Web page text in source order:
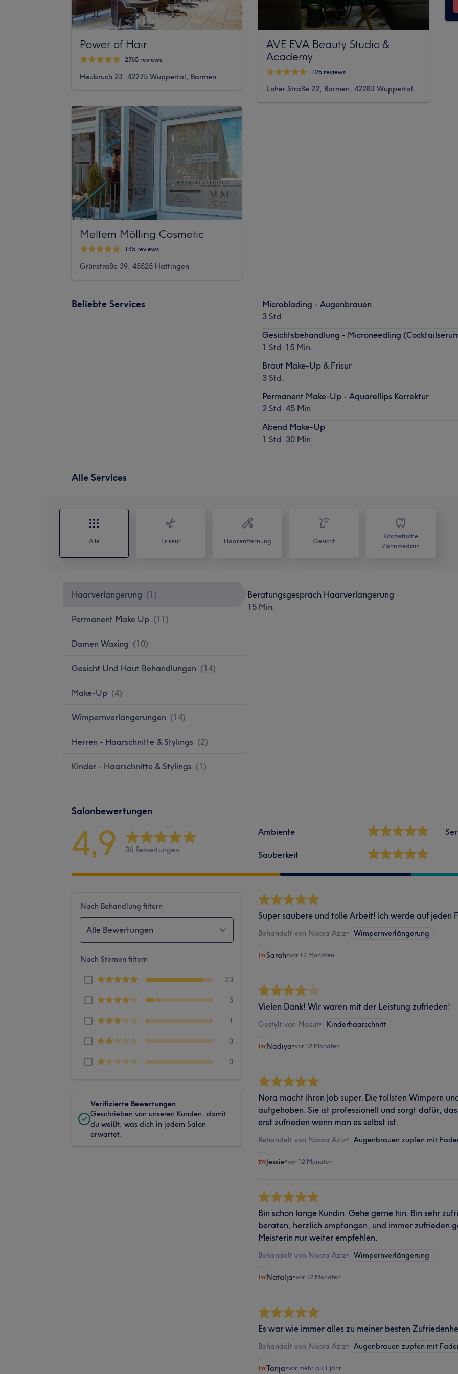
Power of Hair
2765 reviews
Heubruch 23, 42275 Wuppertal, Barmen
Meltem Mölling Cosmetic
145 reviews
Grünstraße 39, 45525 Hattingen
AVE EVA Beauty Studio &
Academy
126 reviews
Loher Straße 22, Barmen, 42283 Wuppertal
Beliebte Services
Microblading - Augenbrauen
3 Std.
Gesichtsbehandlung - Microneedling
1 Std. 15 Min.
Braut Make-Up & Frisur
3 Std.
Permanent Make-Up - Aquarellips Korrektur
2 Std. 45 Min.
Abend Make-Up
1 Std. 30 Min.
Alle Services
Alle Friseur Haarentfernung Gesicht
Kosmetische
Zahnmedizin
Haarverlängerung (1 )
Permanent Make Up (11)
Damen Waxing (10)
Gesicht Und Haut Behandlungen (14)
Make-Up (4)
Wimpernverlängerungen (14)
Herren - Haarschnitte & Stylings (2)
Kinder - Haarschnitte & Stylings (1)
Beratungsgespräch Haarverlängerung
15 Min.
Salonbewertungen
4,9 36 Bewertungen
Ambiente
Sauberkeit
Nach Behandlung filtern
Alle Bewertungen
Nach Sternen filtern
23
3
1
0
0
Verifizierte Bewertungen
Geschrieben von unseren Kunden, damit
du weißt, was dich in jedem Salon
erwartet.
Super saubere und tolle Arbeit! Ich werde auf jeden
Behandelt von Noora Aziz• Wimpernverlängerung
Sarah•vor 12 Monaten
Vielen Dank! Wir waren mit der Leistung zufrieden!
Gestylt von Masut• Kinderhaarschnitt
Nadiya•vor 12 Monaten
Nora macht ihren Job super. Die tollsten Wimpern
aufgehoben. Sie ist professionell und sorgt dafür,
erst zufrieden wenn man es selbst ist.
Behandelt von Noora Aziz• Augenbrauen zupfen mit
Jessie•vor 12 Monaten
Bin schon lange Kundin. Gehe gerne hin. Bin sehr
beraten, herzlich empfangen, und immer zufrieden
Meisterin nur weiter empfehlen.
Behandelt von Noora Aziz• Wimpernverlängerung
Natalja•vor 12 Monaten
Es war wie immer alles zu meiner besten
Behandelt von Noora Aziz• Augenbrauen zupfen mit
Tanja•vor mehr als 1 Jahr